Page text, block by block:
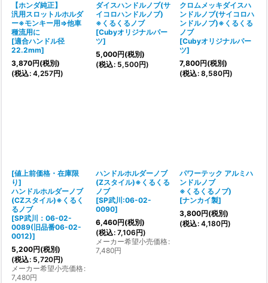
【ホンダ純正】
汎用スロットルホルダ
ー※モンキー用⇒他車
種流用に
[適合ハンドル径
22.2mm]
3,870円(税別)
(税込: 4,257円)
ダイスハンドルノブ(サ
イコロハンドルノブ)
※くるくるノブ
[Cubyオリジナルパー
ツ]
5,000円(税別)
(税込: 5,500円)
クロムメッキダイスハ
ンドルノブ(サイコロハ
ンドルノブ)※くるくる
ノブ
[Cubyオリジナルパー
ツ]
7,800円(税別)
(税込: 8,580円)
[値上前価格・在庫限
り]
ハンドルホルダーノブ
(CZスタイル)※くるく
るノブ
[SP武川：06-02-
0089(旧品番06-02-
0012)]
5,200円(税別)
(税込: 5,720円)
メーカー希望小売価格:
7,480円
ハンドルホルダーノブ
(Zスタイル)※くるくる
ノブ
[SP武川:06-02-
0090]
6,460円(税別)
(税込: 7,106円)
メーカー希望小売価格:
7,480円
パワーテック アルミハ
ンドルノブ
※くるくるノブ)
[ナンカイ製]
3,800円(税別)
(税込: 4,180円)